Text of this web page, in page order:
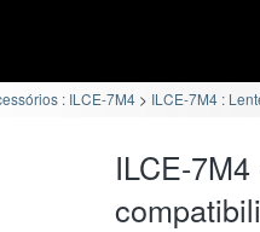
: ILCE-7M4 ILCE-7M4 :
ILCE-